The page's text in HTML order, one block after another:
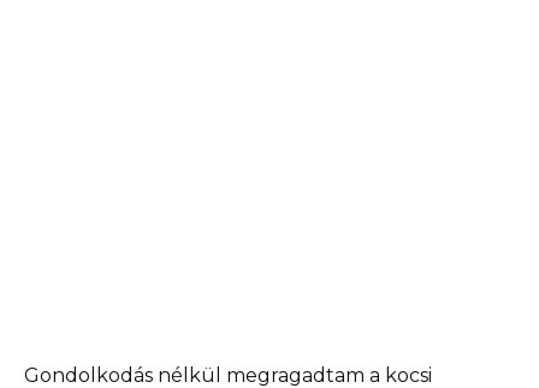
Gondolkodás nélkül megragadtam a kocsi